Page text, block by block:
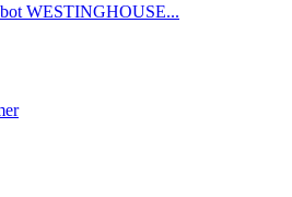
WESTINGHOUSE...